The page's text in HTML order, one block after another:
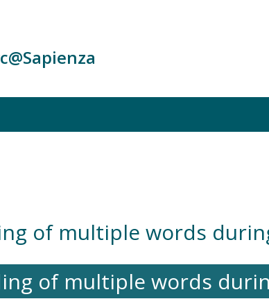
of multiple words
of multiple words